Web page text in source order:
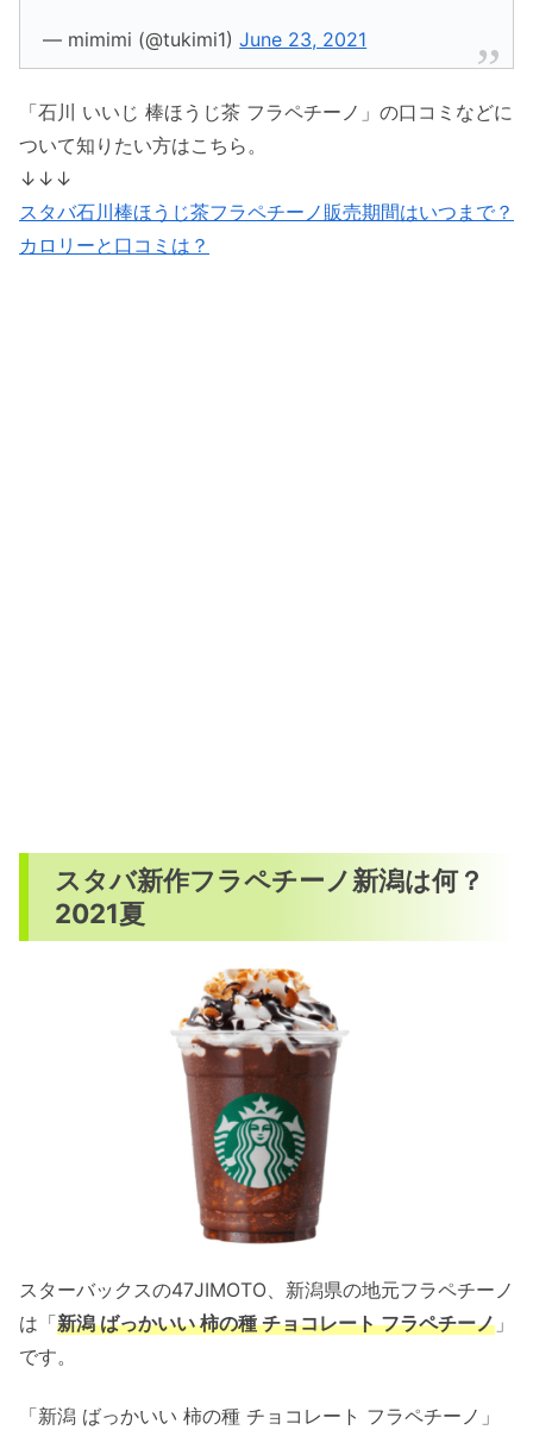
— mimimi (@tukimi1)June 23, 2021
「石川 いいじ 棒ほうじ茶 フラペチーノ」の口コミなどに
ついて知りたい方はこちら。
↓↓↓
スタバ石川棒ほうじ茶フラペチーノ販売期間はいつまで？
カロリーと口コミは？
スタバ新作フラペチーノ新潟は何？
2021夏
スターバックスの47JIMOTO、新潟県の地元フラペチーノ
は「新潟 ばっかいい 柿の種 チョコレート フラペチーノ 」
です。
「新潟 ばっかいい 柿の種 チョコレート フラペチーノ」